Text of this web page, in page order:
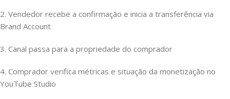
2. Vendedor recebe a confirmação e inicia a transferência via
Brand Account
3. Canal passa para a propriedade do comprador
4. Comprador verifica métricas e situação da monetização no
YouTube Studio